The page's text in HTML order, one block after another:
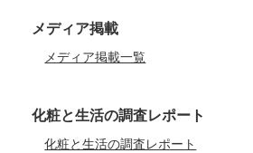
メディア掲載
メディア掲載一覧
化粧と生活の調査レポート
化粧と生活の調査レポート